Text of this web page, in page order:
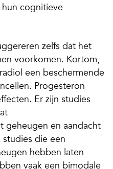
cognitieve
zelfs dat het
voorkomen. Kortom,
een beschermende
Progesteron
Er zijn studies
geheugen en aandacht
die een
hebben laten
vaak een bimodale